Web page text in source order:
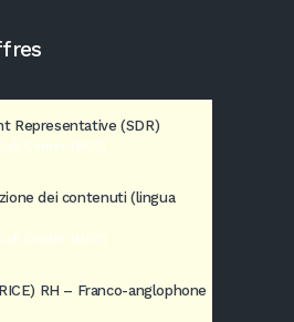
Representative (SDR)
Center (MCC)
dei contenuti (lingua
Center (MCC)
RH – Franco-anglophone